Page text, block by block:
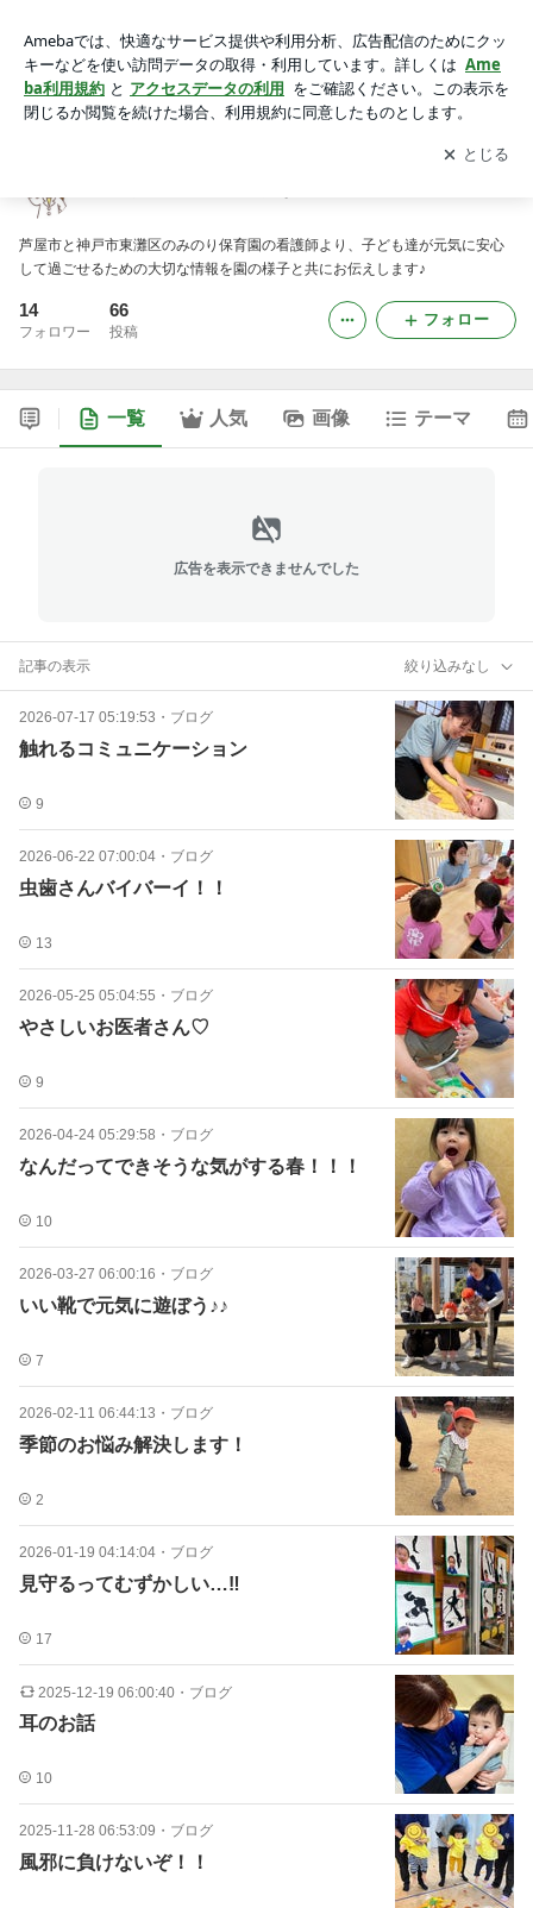
アプリをダウンロードして ブログの更新通知
を受け取りまし
ょう。
開く
芦屋市と神戸市東灘区のみのり保育園の看護師より、子ども達が元気に安心
して過ごせるための大切な情報を園の様子と共にお伝えします♪
14
フォロワー
66
投稿
フォロー
一覧 人気 画像 テーマ
広告を表示できませんでした
記事の表示 絞り込みなし
2026-07-17 05:19:53 ・ ブログ
触れるコミュニケーション
9
2026-06-22 07:00:04 ・ ブログ
虫歯さんバイバーイ！！
13
2026-05-25 05:04:55 ・ ブログ
やさしいお医者さん♡
9
2026-04-24 05:29:58 ・ ブログ
なんだってできそうな気がする春！！！
10
2026-03-27 06:00:16 ・ ブログ
いい靴で元気に遊ぼう♪♪
7
2026-02-11 06:44:13 ・ ブログ
季節のお悩み解決します！
2
2026-01-19 04:14:04 ・ ブログ
見守るってむずかしい…‼︎
17
2025-12-19 06:00:40 ・ ブログ
耳のお話
10
2025-11-28 06:53:09 ・ ブログ
風邪に負けないぞ！！